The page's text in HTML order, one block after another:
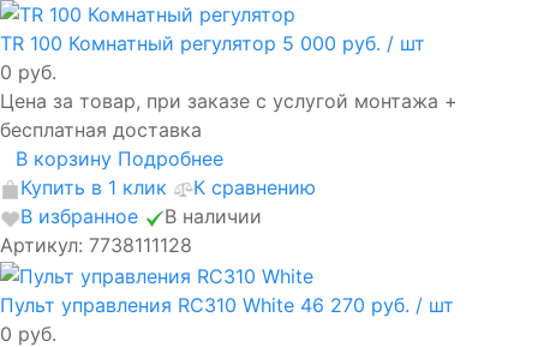
TR 100 Комнатный регулятор 5 000 руб. / шт
0 руб.
Цена за товар, при заказе с услугой монтажа +
бесплатная доставка
В корзину Подробнее
Купить в 1 клик
К сравнению
В избранное
В наличии
Артикул: 7738111128
Пульт управления RC310 White 46 270 руб. / шт
0 руб.